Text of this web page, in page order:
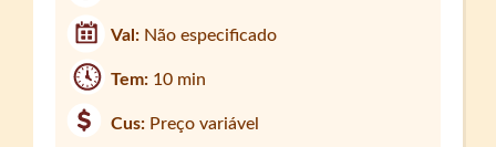
Val: Não especificado
Tem: 10 min
Cus: Preço variável